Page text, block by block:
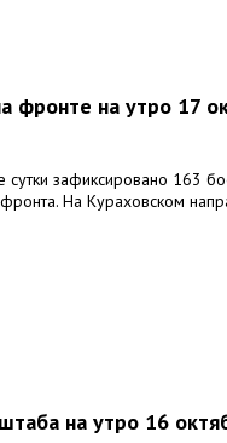
фронте на утро 17
зафиксировано 163
На Кураховском
на утро 16